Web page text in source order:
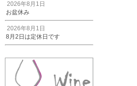
2026年8月1日
お盆休み
2026年8月1日
8月2日は定休日です